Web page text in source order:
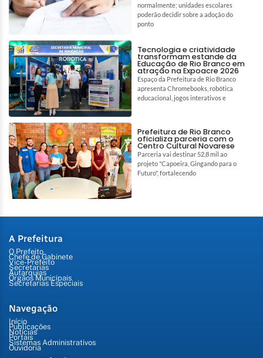
normalmente; unidades escolares
poderão decidir sobre a adoção do
ponto
Tecnologia e criatividade
transformam estande da
Educação de Rio Branco em
atração na Expoacre 2026
Espaço da Prefeitura de Rio Branco
apresenta Chromebooks, robótica
educacional, jogos interativos e
Prefeitura de Rio Branco
oficializa parceria com o
Centro Cultural Novarese
Parceria vai destinar 52,8 mil ao
projeto "Capoeira, Gingando para o
Futuro", fortalecendo
A Prefeitura
O Prefeito
Chefe de Gabinete
Vice-Prefeito
Secretarias
Autarquias
Órgãos Municipais
Secretarias Especiais
Navegação
Início
Publicações
Notícias
Portais
Sistemas Administrativos
Ouvidoria